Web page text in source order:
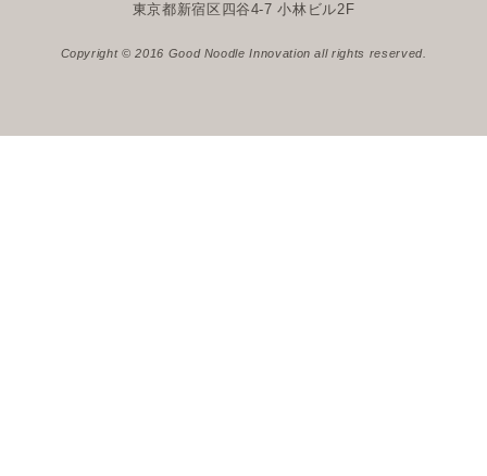
東京都新宿区四谷4-7 小林ビル2F
Copyright © 2016 Good Noodle Innovation all rights reserved.